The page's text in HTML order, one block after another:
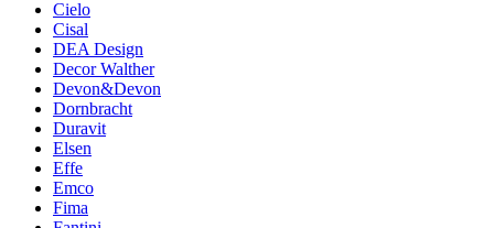
Cielo
Cisal
DEA Design
Decor Walther
Devon&Devon
Dornbracht
Duravit
Elsen
Effe
Emco
Fima